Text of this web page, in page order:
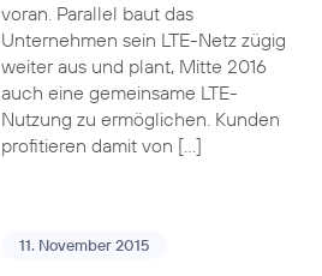
voran. Parallel baut das
Unternehmen sein LTE-Netz zügig
weiter aus und plant, Mitte 2016
auch eine gemeinsame LTE-
Nutzung zu ermöglichen. Kunden
profitieren damit von […]
11. November 2015